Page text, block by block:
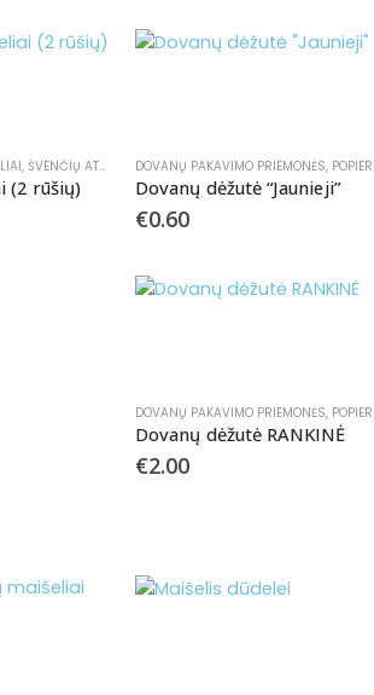
, ŠVENČIŲ ATRIBUTIKA
(2 rūšių)
DOVANŲ PAKAVIMO PRIEMONĖS,
Dovanų dėžutė “Jaunieji”
€0.60
DOVANŲ PAKAVIMO PRIEMONĖS,
Dovanų dėžutė RANKINĖ
€2.00